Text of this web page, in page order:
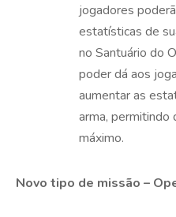
jogadores
estatísticas de
no Santuário do
poder dá aos
aumentar as
arma, permitindo
máximo.
Novo tipo de missão –